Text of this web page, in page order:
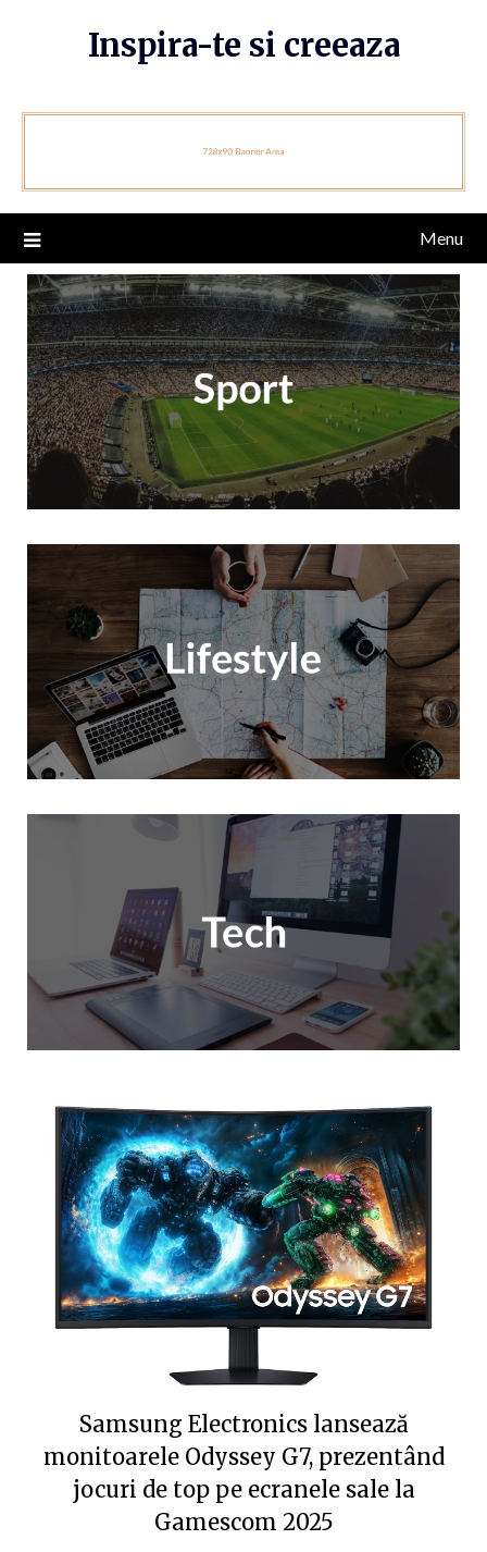
Inspira-te si creeaza
Menu
Samsung Electronics lansează
monitoarele Odyssey G7, prezentând
jocuri de top pe ecranele sale la
Gamescom 2025